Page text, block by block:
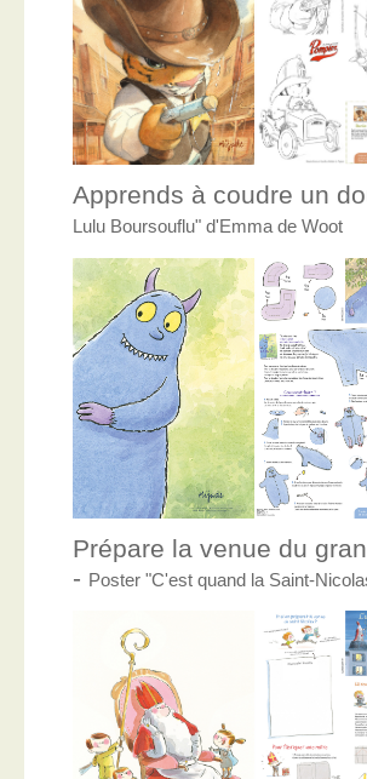
Apprends à coudre un
Lulu Boursouflu" d'Emma de Woot
Prépare la venue du
- Poster "C'est quand la Saint-